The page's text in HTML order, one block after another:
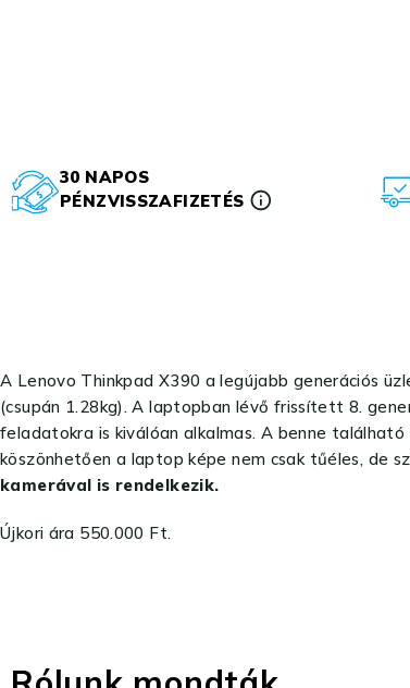
30 NAPOS
PÉNZVISSZAFIZETÉS
A Lenovo Thinkpad X390 a legújabb generációs
(csupán 1.28kg). A laptopban lévő frissített 8.
feladatokra is kiválóan alkalmas. A benne található
köszönhetően a laptop képe nem csak tűéles, de
kamerával is rendelkezik.
Újkori ára 550.000 Ft.